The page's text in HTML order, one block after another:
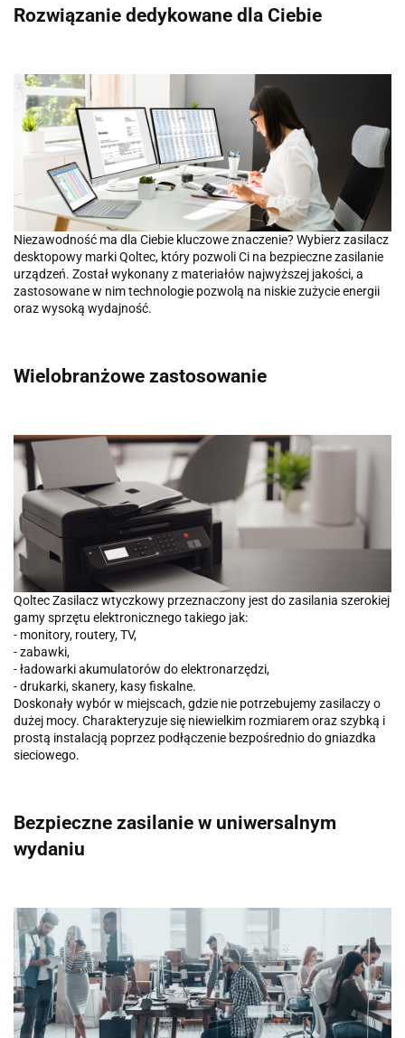
Rozwiązanie dedykowane dla Ciebie
Niezawodność ma dla Ciebie kluczowe znaczenie? Wybierz zasilacz
desktopowy marki Qoltec, który pozwoli Ci na bezpieczne zasilanie
urządzeń. Został wykonany z materiałów najwyższej jakości, a
zastosowane w nim technologie pozwolą na niskie zużycie energii
oraz wysoką wydajność.
Wielobranżowe zastosowanie
Qoltec Zasilacz wtyczkowy przeznaczony jest do zasilania szerokiej
gamy sprzętu elektronicznego takiego jak:
- monitory, routery, TV,
- zabawki,
- ładowarki akumulatorów do elektronarzędzi,
- drukarki, skanery, kasy fiskalne.
Doskonały wybór w miejscach, gdzie nie potrzebujemy zasilaczy o
dużej mocy. Charakteryzuje się niewielkim rozmiarem oraz szybką i
prostą instalacją poprzez podłączenie bezpośrednio do gniazdka
sieciowego.
Bezpieczne zasilanie w uniwersalnym
wydaniu